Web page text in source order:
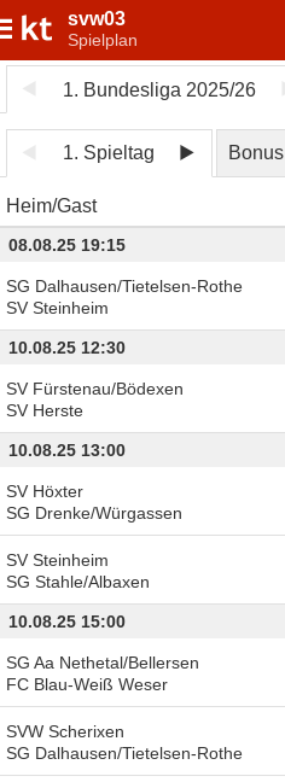
svw03
Spielplan
1. Bundesliga 2025/26
1. Spieltag Bonus
Heim Gast
08.08.25 19:15
SG Dalhausen/Tietelsen-Rothe
SV Steinheim
10.08.25 12:30
SV Fürstenau/Bödexen
SV Herste
10.08.25 13:00
SV Höxter
SG Drenke/Würgassen
SV Steinheim
SG Stahle/Albaxen
10.08.25 15:00
SG Aa Nethetal/Bellersen
FC Blau-Weiß Weser
SVW Scherixen
SG Dalhausen/Tietelsen-Rothe